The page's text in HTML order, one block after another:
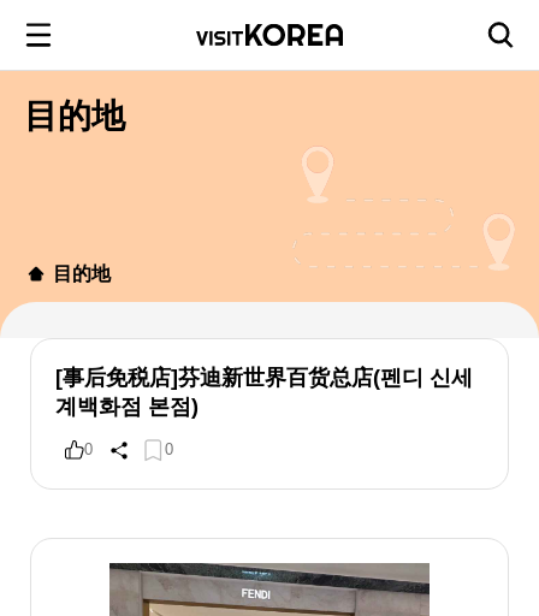
目的地
目的地
[事后免税店]芬迪新世界百货总店(펜디 신세
계백화점 본점)
0 0